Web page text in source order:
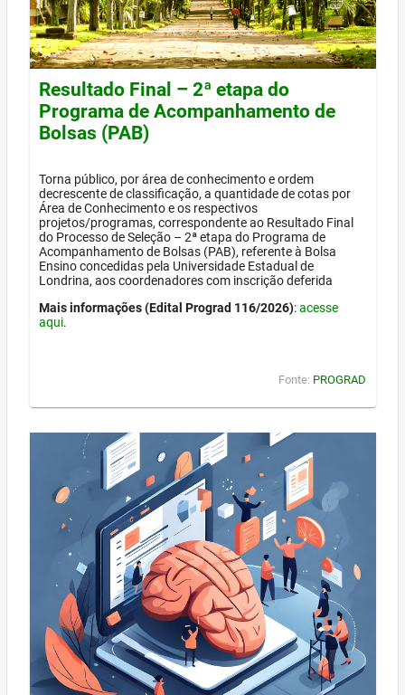
Resultado Final – 2ª etapa do
Programa de Acompanhamento de
Bolsas (PAB)
Torna público, por área de conhecimento e ordem
decrescente de classificação, a quantidade de cotas por
Área de Conhecimento e os respectivos
projetos/programas, correspondente ao Resultado Final
do Processo de Seleção – 2ª etapa do Programa de
Acompanhamento de Bolsas (PAB), referente à Bolsa
Ensino concedidas pela Universidade Estadual de
Londrina, aos coordenadores com inscrição deferida
Mais informações (Edital Prograd 116/2026):acesse
aqui.
Fonte: PROGRAD